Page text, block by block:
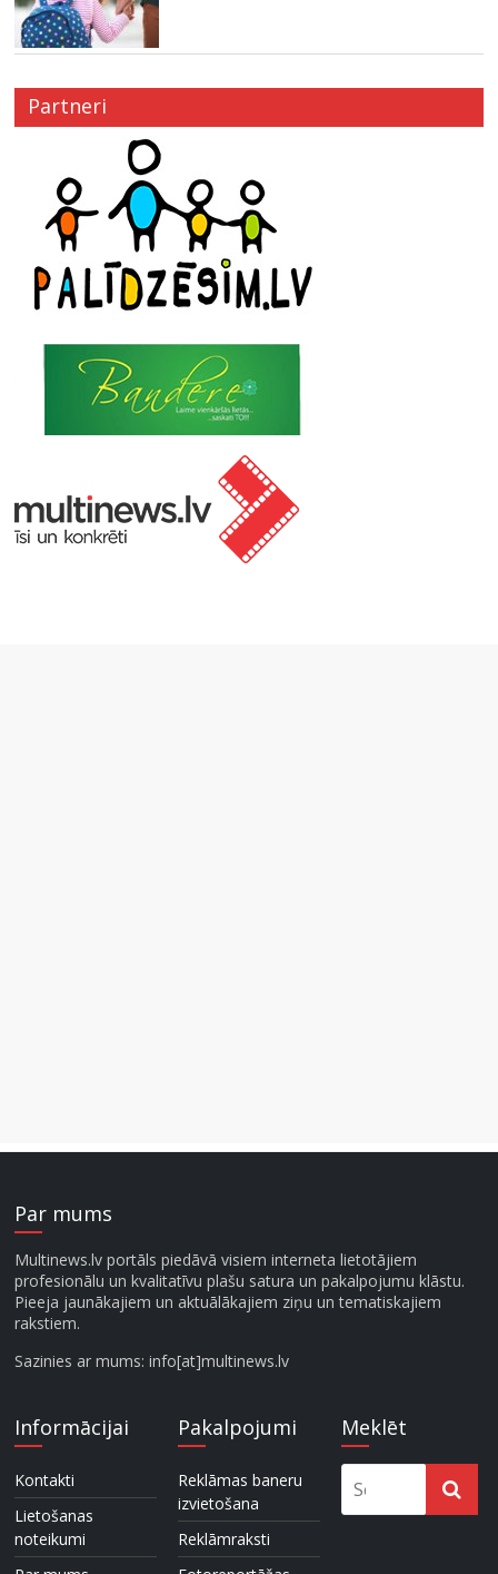
Partneri
Par mums
Multinews.lv portāls piedāvā visiem interneta lietotājiem
profesionālu un kvalitatīvu plašu satura un pakalpojumu klāstu.
Pieeja jaunākajiem un aktuālākajiem ziņu un tematiskajiem
rakstiem.
Sazinies ar mums: info[at]multinews.lv
Informācijai
Kontakti
Lietošanas
noteikumi
Pakalpojumi
Reklāmas baneru
izvietošana
Reklāmraksti
Meklēt